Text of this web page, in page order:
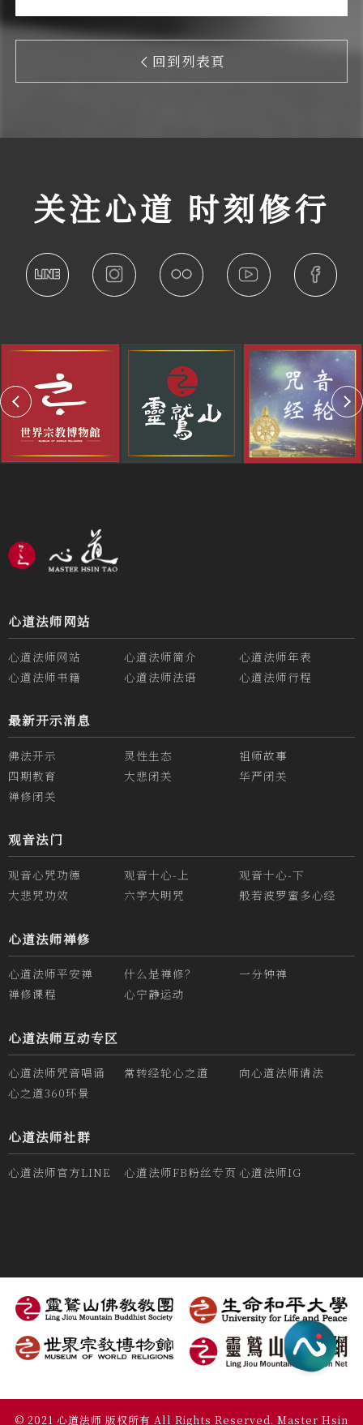
回到列表頁
关注心道 时刻修行
心道法师网站
心道法师网站 心道法师简介
心道法师年表
心道法师书籍
心道法师法语 心道法师行程
最新开示消息
佛法开示 灵性生态
祖师故事
四期教育
大悲闭关
华严闭关
禅修闭关
观音法门
观音心咒功德 观音十心-上
观音十心-下
大悲咒功效
六字大明咒 般若波罗蜜多心经
心道法师禅修
心道法师平安禅 什么是禅修？
一分钟禅
禅修课程
心宁静运动
心道法师互动专区
心道法师咒音唱诵 常转经轮心之道
向心道法师请法
心之道360环景
心道法师社群
心道法师官方LINE 心道法师FB粉丝专页 心道法师IG
© 2021 心道法师 版权所有 All Rights Reserved. Master Hsin